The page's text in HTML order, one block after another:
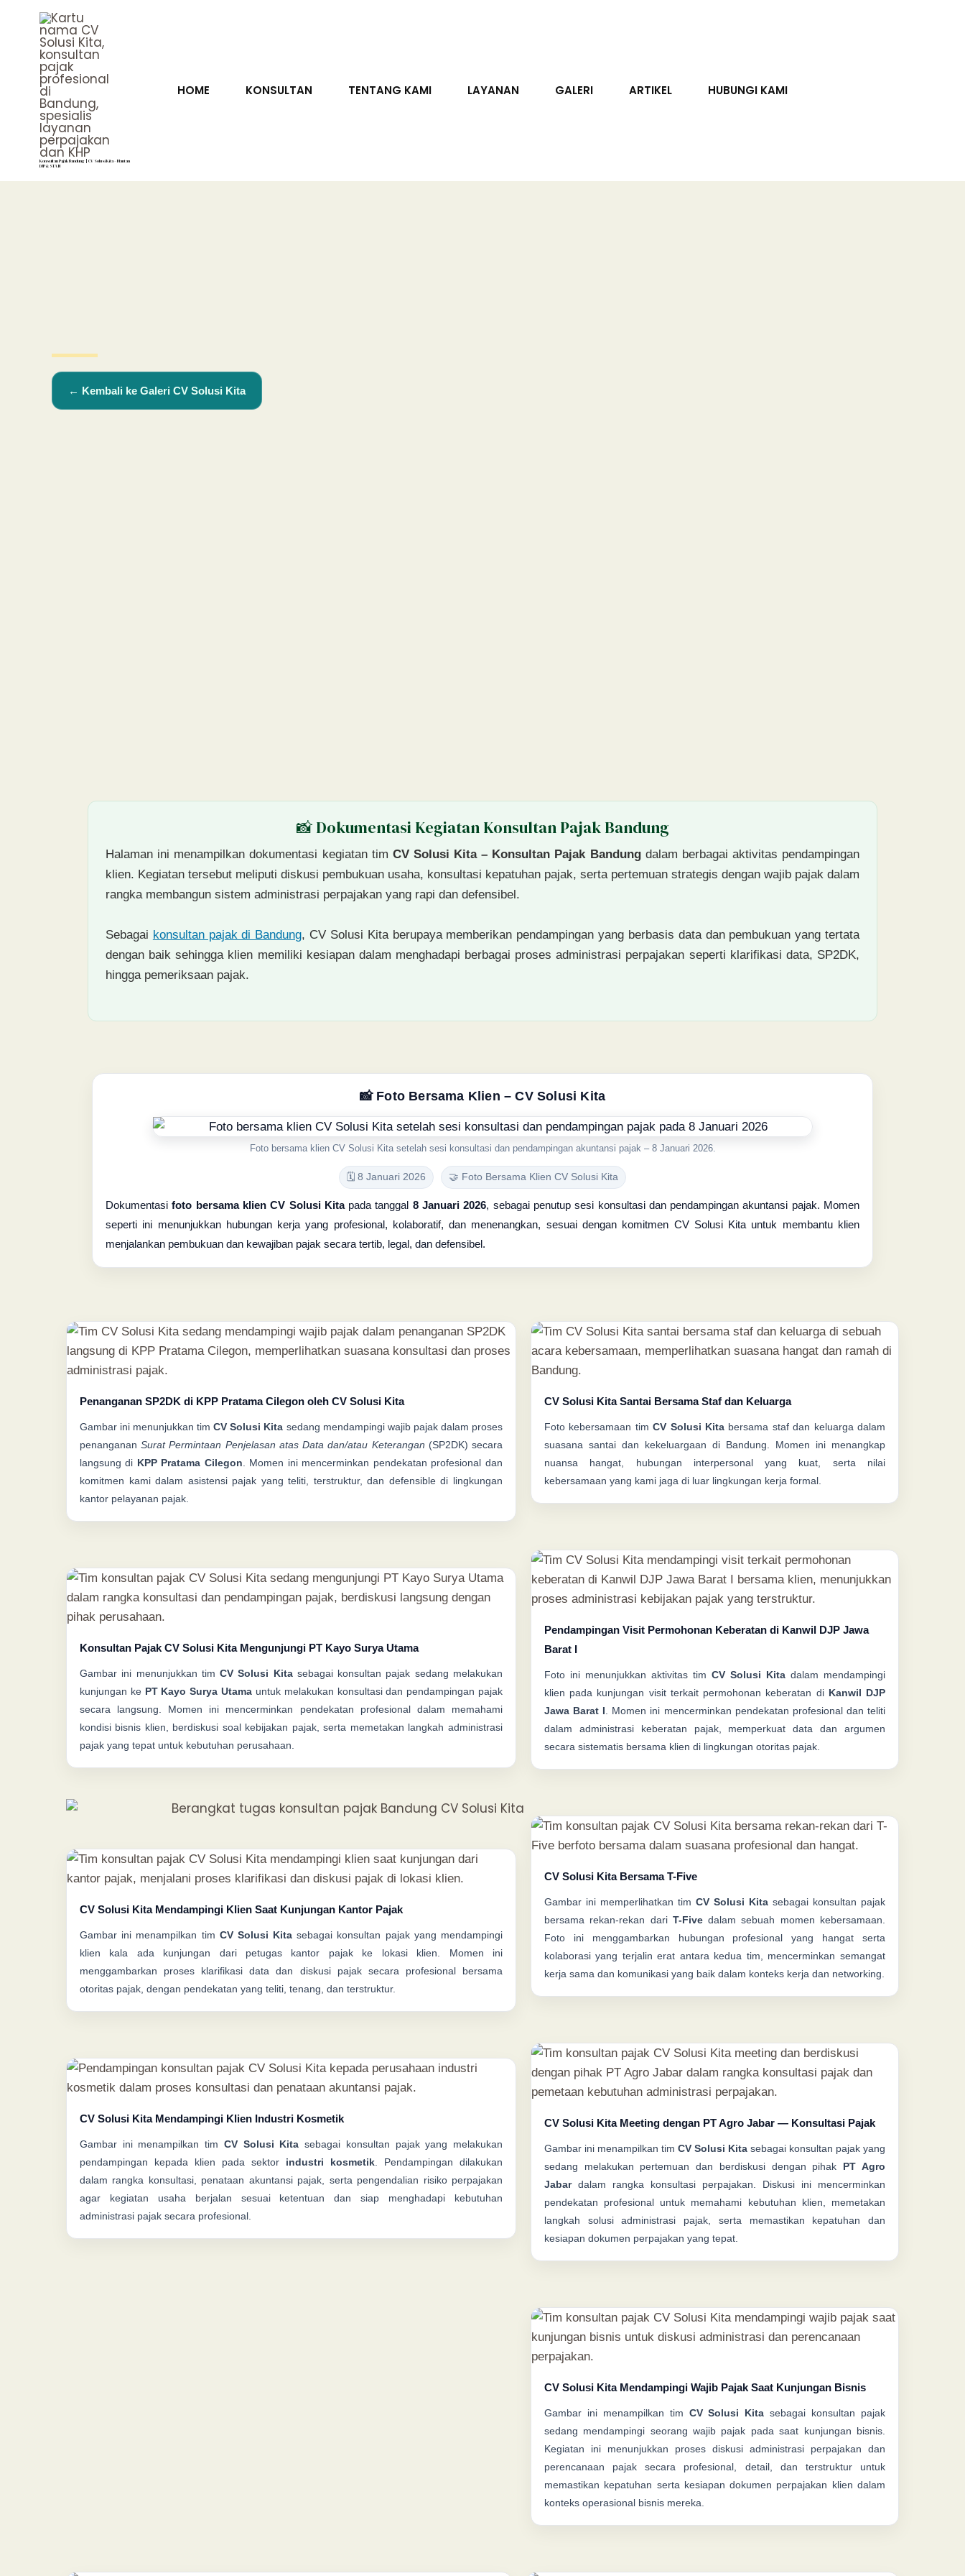
konten
Konsultan Pajak Bandung | CV Solusi Kita – Mantan
DJP & STAN
HOME KONSULTAN TENTANG KAMI LAYANAN GALERI ARTIKEL HUBUNGI KAMI
← Kembali ke Galeri CV Solusi Kita
📸 Dokumentasi Kegiatan Konsultan Pajak Bandung
Halaman ini menampilkan dokumentasi kegiatan tim CV Solusi Kita – Konsultan Pajak Bandungdalam berbagai aktivitas pendampingan
klien. Kegiatan tersebut meliputi diskusi pembukuan usaha, konsultasi kepatuhan pajak, serta pertemuan strategis dengan wajib pajak dalam
rangka membangun sistem administrasi perpajakan yang rapi dan defensibel.
Sebagai konsultan pajak di Bandung, CV Solusi Kita berupaya memberikan pendampingan yang berbasis data dan pembukuan yang tertata
dengan baik sehingga klien memiliki kesiapan dalam menghadapi berbagai proses administrasi perpajakan seperti klarifikasi data, SP2DK,
hingga pemeriksaan pajak.
📸 Foto Bersama Klien – CV Solusi Kita
Foto bersama klien CV Solusi Kita setelah sesi konsultasi dan pendampingan akuntansi pajak – 8 Januari 2026.
🗓️ 8 Januari 2026 🤝 Foto Bersama Klien CV Solusi Kita
Dokumentasifoto bersama klien CV Solusi Kitapada tanggal 8 Januari 2026, sebagai penutup sesi konsultasi dan pendampingan akuntansi pajak. Momen
seperti ini menunjukkan hubungan kerja yang profesional, kolaboratif, dan menenangkan, sesuai dengan komitmen CV Solusi Kita untuk membantu klien
menjalankan pembukuan dan kewajiban pajak secara tertib, legal, dan defensibel.
Penanganan SP2DK di KPP Pratama Cilegon oleh CV Solusi Kita
Gambar ini menunjukkan timCV Solusi Kita sedang mendampingi wajib pajak dalam proses
penangananSurat Permintaan Penjelasan atas Data dan/atau Keterangan (SP2DK) secara
langsung di KPP Pratama Cilegon . Momen ini mencerminkan pendekatan profesional dan
komitmen kami dalam asistensi pajak yang teliti, terstruktur, dan defensible di lingkungan
kantor pelayanan pajak.
Konsultan Pajak CV Solusi Kita Mengunjungi PT Kayo Surya Utama
Gambar ini menunjukkan timCV Solusi Kitasebagai konsultan pajak sedang melakukan
kunjungan ke PT Kayo Surya Utama untuk melakukan konsultasi dan pendampingan pajak
secara langsung. Momen ini mencerminkan pendekatan profesional dalam memahami
kondisi bisnis klien, berdiskusi soal kebijakan pajak, serta memetakan langkah administrasi
pajak yang tepat untuk kebutuhan perusahaan.
CV Solusi Kita Mendampingi Klien Saat Kunjungan Kantor Pajak
Gambar ini menampilkan tim CV Solusi Kita sebagai konsultan pajak yang mendampingi
klien kala ada kunjungan dari petugas kantor pajak ke lokasi klien. Momen ini
menggambarkan proses klarifikasi data dan diskusi pajak secara profesional bersama
otoritas pajak, dengan pendekatan yang teliti, tenang, dan terstruktur.
CV Solusi Kita Mendampingi Klien Industri Kosmetik
Gambar ini menampilkan tim CV Solusi Kita sebagai konsultan pajak yang melakukan
pendampingan kepada klien pada sektor industri kosmetik. Pendampingan dilakukan
dalam rangka konsultasi, penataan akuntansi pajak, serta pengendalian risiko perpajakan
agar kegiatan usaha berjalan sesuai ketentuan dan siap menghadapi kebutuhan
administrasi pajak secara profesional.
CV Solusi Kita Santai Bersama Staf dan Keluarga
Foto kebersamaan timCV Solusi Kitabersama staf dan keluarga dalam
suasana santai dan kekeluargaan di Bandung. Momen ini menangkap
nuansa hangat, hubungan interpersonal yang kuat, serta nilai
kebersamaan yang kami jaga di luar lingkungan kerja formal.
Pendampingan Visit Permohonan Keberatan di Kanwil DJP Jawa
Barat I
Foto ini menunjukkan aktivitas tim CV Solusi Kita dalam mendampingi
klien pada kunjungan visit terkait permohonan keberatan di Kanwil DJP
Jawa Barat I . Momen ini mencerminkan pendekatan profesional dan teliti
dalam administrasi keberatan pajak, memperkuat data dan argumen
secara sistematis bersama klien di lingkungan otoritas pajak.
CV Solusi Kita Bersama T-Five
Gambar ini memperlihatkan tim CV Solusi Kitasebagai konsultan pajak
bersama rekan-rekan dari T-Fivedalam sebuah momen kebersamaan.
Foto ini menggambarkan hubungan profesional yang hangat serta
kolaborasi yang terjalin erat antara kedua tim, mencerminkan semangat
kerja sama dan komunikasi yang baik dalam konteks kerja dan networking.
CV Solusi Kita Meeting dengan PT Agro Jabar — Konsultasi Pajak
Gambar ini menampilkan tim CV Solusi Kitasebagai konsultan pajak yang
sedang melakukan pertemuan dan berdiskusi dengan pihak PT Agro
Jabardalam rangka konsultasi perpajakan. Diskusi ini mencerminkan
pendekatan profesional untuk memahami kebutuhan klien, memetakan
langkah solusi administrasi pajak, serta memastikan kepatuhan dan
kesiapan dokumen perpajakan yang tepat.
CV Solusi Kita Mendampingi Wajib Pajak Saat Kunjungan Bisnis
Gambar ini menampilkan tim CV Solusi Kita sebagai konsultan pajak
sedang mendampingi seorang wajib pajak pada saat kunjungan bisnis.
Kegiatan ini menunjukkan proses diskusi administrasi perpajakan dan
perencanaan pajak secara profesional, detail, dan terstruktur untuk
memastikan kepatuhan serta kesiapan dokumen perpajakan klien dalam
konteks operasional bisnis mereka.